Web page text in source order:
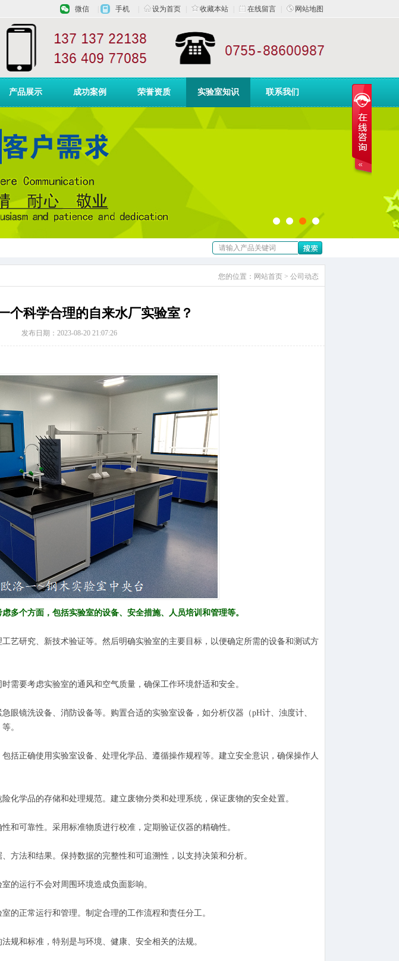
微信 手机 设为首页 收藏本站 在线留言 网站地图
产品展示 成功案例 荣誉资质 实验室知识 联系我们
您的位置： 网站首页 > 公司动态
个科学合理的自来水厂实验室？
发布日期：2023-08-20 21:07:26
多个方面，包括实验室的设备、安全措施、人员培训和管理等。
艺研究、新技术验证等。然后明确实验室的主要目标，以便确定所需的设备和测试方
需要考虑实验室的通风和空气质量，确保工作环境舒适和安全。
眼镜洗设备、消防设备等。购置合适的实验室设备，如分析仪器（pH计、浊度计、
。
括正确使用实验室设备、处理化学品、遵循操作规程等。建立安全意识，确保操作人
化学品的存储和处理规范。建立废物分类和处理系统，保证废物的安全处置。
和可靠性。采用标准物质进行校准，定期验证仪器的精确性。
方法和结果。保持数据的完整性和可追溯性，以支持决策和分析。
的运行不会对周围环境造成负面影响。
的正常运行和管理。制定合理的工作流程和责任分工。
规和标准，特别是与环境、健康、安全相关的法规。